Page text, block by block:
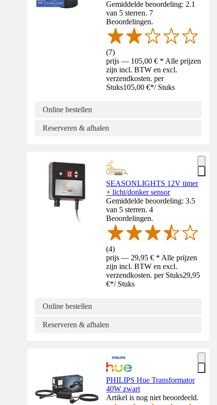
Gemiddelde beoordeling: 2.1
van 5 sterren. 7
Beoordelingen.
(7)
prijs — 105,00 € * Alle prijzen
zijn incl. BTW en excl.
verzendkosten. per
Stuks105,00 €*/ Stuks
Online bestellen
Reserveren & afhalen
SEASONLIGHTS 12V timer
+ licht/donker sensor
Gemiddelde beoordeling: 3.5
van 5 sterren. 4
Beoordelingen.
(4)
prijs — 29,95 € * Alle prijzen
zijn incl. BTW en excl.
verzendkosten. per Stuks29,95
€*/ Stuks
Online bestellen
Reserveren & afhalen
PHILIPS Hue Transformator
40W zwart
Artikel is nog niet beoordeeld.